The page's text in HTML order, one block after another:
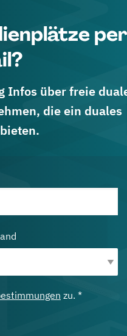
Vertrieb und
(d/m/w)
Bank-Filialen
Technology, Data &
per
Infos über freie
die ein duales
zu. *